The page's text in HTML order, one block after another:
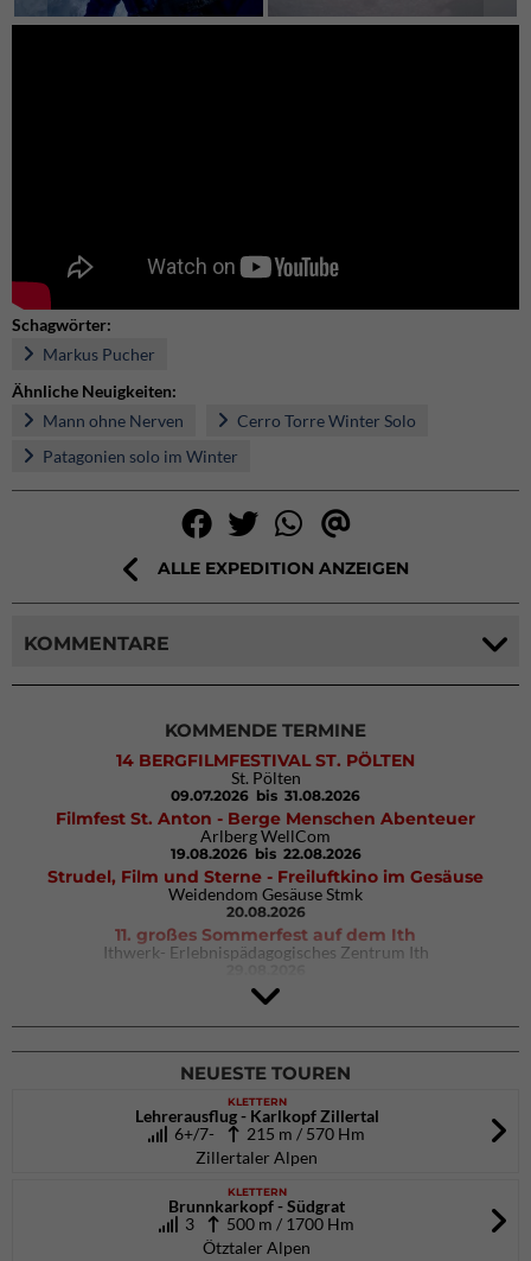
Schagwörter:
Markus Pucher
Ähnliche Neuigkeiten:
Mann ohne Nerven
Cerro Torre Winter Solo
Patagonien solo im Winter
ALLE EXPEDITION ANZEIGEN
KOMMENTARE
KOMMENDE TERMINE
14 BERGFILMFESTIVAL ST. PÖLTEN
St. Pölten
09.07.2026 bis 31.08.2026
Filmfest St. Anton - Berge Menschen Abenteuer
Arlberg WellCom
19.08.2026 bis 22.08.2026
Strudel, Film und Sterne - Freiluftkino im Gesäuse
Weidendom Gesäuse Stmk
20.08.2026
11. großes Sommerfest auf dem Ith
Ithwerk- Erlebnispädagogisches Zentrum Ith
4Blocs KIDS 2026
DAV Kletter- & Boulderzentrum München Süd (Thalkirchen)
NEUESTE TOUREN
KLETTERN
Lehrerausflug - Karlkopf Zillertal
6+/7-
215 m / 570 Hm
Zillertaler Alpen
KLETTERN
Brunnkarkopf - Südgrat
3
500 m / 1700 Hm
Ötztaler Alpen